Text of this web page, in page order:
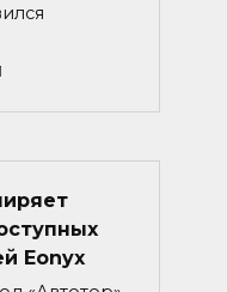
Eonyx